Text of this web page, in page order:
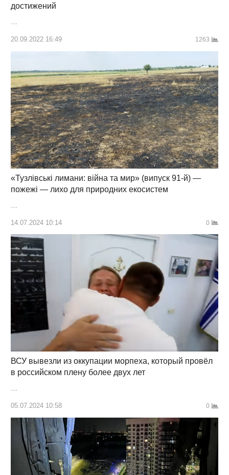
достижений
…
20.09.2022 16:49 1263
«Тузлівські лимани: війна та мир» (випуск 91-й) —
пожежі — лихо для природних екосистем
14.07.2024 10:14 0
ВСУ вывезли из оккупации морпеха, который провёл
в российском плену более двух лет
05.07.2024 10:58 0